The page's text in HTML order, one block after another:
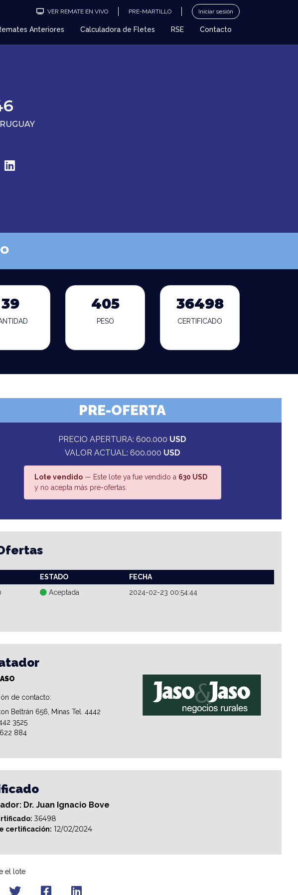
VER REMATE EN VIVO PRE-MARTILLO Iniciar sesión
Anteriores Calculadora de Fletes RSE Contacto
39 405
PESO
36498
CERTIFICADO
PRE-OFERTA
PRECIO APERTURA: 600.000 USD
VALOR ACTUAL: 600.000 USD
Lote vendido— Este lote ya fue vendido a 630 USD
y no acepta más pre-ofertas.
ESTADO
FECHA
Aceptada 2024-02-23 00:54:44
de contacto:
Beltrán 656, Minas Tel. 4442
3525
884
Dr. Juan Ignacio Bove
36498
certificación: 12/02/2024
el lote